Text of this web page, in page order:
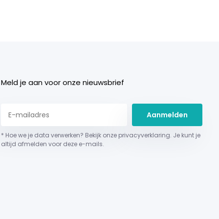
Meld je aan voor onze nieuwsbrief
Aanmelden
* Hoe we je data verwerken? Bekijk onze privacyverklaring. Je kunt je
altijd afmelden voor deze e-mails.